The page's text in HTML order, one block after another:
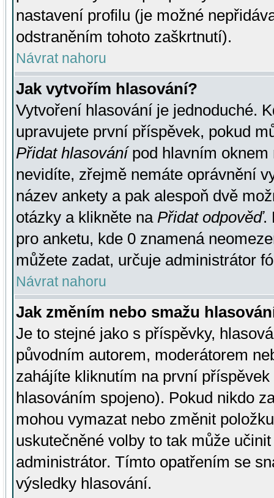
nastavení profilu (je možné
odstraněním tohoto zaškrtnutí).
Návrat nahoru
Jak vytvořím hlasování?
Vytvoření hlasování je jednoduché.
upravujete první příspěvek, pokud
Přidat hlasovánípod hlavním oknem
nevidíte, zřejmě nemáte oprávnění
název ankety a pak alespoň dvě
otázky a klikněte na Přidat odpověď.
pro anketu, kde 0 znamená
můžete zadat, určuje administrátor
Návrat nahoru
Jak změním nebo smažu
Je to stejné jako s příspěvky,
původním autorem, moderátorem
zahájíte kliknutím na první
hlasováním spojeno). Pokud nikdo
mohou vymazat nebo změnit
uskutečněné volby to tak může
administrátor. Tímto opatřením se
výsledky hlasování.